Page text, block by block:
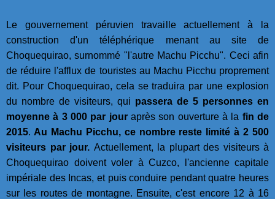
Le gouvernement péruvien travaille actuellement à la
construction d'un téléphérique menant au site de
Choquequirao, surnommé "l'autre Machu Picchu". Ceci afin
de réduire l'afflux de touristes au Machu Picchu proprement
dit. Pour Choquequirao, cela se traduira par une explosion
du nombre de visiteurs, qui passera de 5 personnes en
moyenne à 3 000 par jouraprès son ouverture à la fin de
2015. Au Machu Picchu, ce nombre reste limité à 2 500
visiteurs par jour. Actuellement, la plupart des visiteurs à
Choquequirao doivent voler à Cuzco, l'ancienne capitale
impériale des Incas, et puis conduire pendant quatre heures
sur les routes de montagne. Ensuite, c'est encore 12 à 16